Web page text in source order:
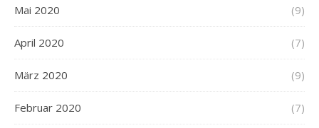
Mai 2020 (9)
April 2020 (7)
März 2020 (9)
Februar 2020 (7)